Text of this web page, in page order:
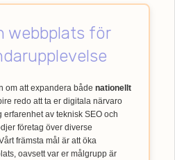
webbplats för
om att expandera både nationellt
redo att ta er digitala närvaro
av teknisk SEO och
företag över diverse
främsta mål är att öka
oavsett var er målgrupp är